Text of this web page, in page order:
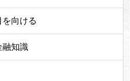
向ける
融知識